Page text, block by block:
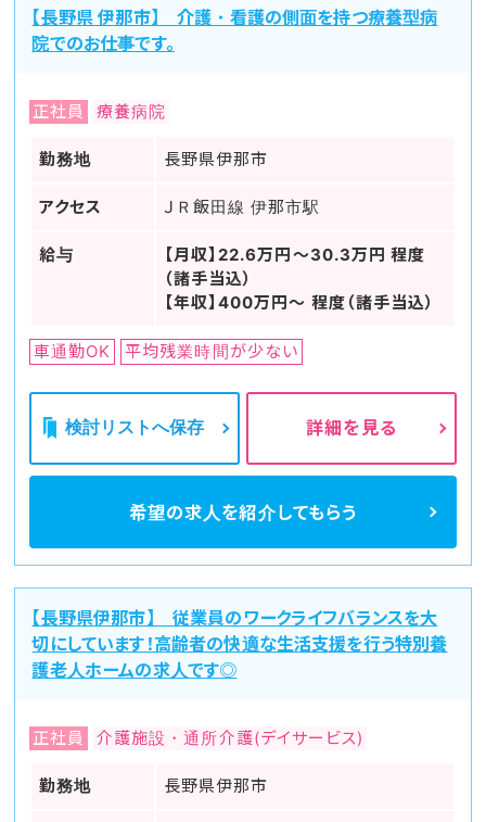
【長野県 伊那市】 介護・看護の側面を持つ療養型病
院でのお仕事です。
正社員 療養病院
勤務地 長野県伊那市
アクセス ＪＲ飯田線 伊那市駅
給与
【月収】22.6万円～30.3万円 程度
（諸手当込）
【年収】400万円～ 程度（諸手当込）
車通勤OK 平均残業時間が少ない
検討リストへ保存 詳細を見る
希望の求人を紹介してもらう
【長野県伊那市】 従業員のワークライフバランスを大
切にしています！高齢者の快適な生活支援を行う特別養
護老人ホームの求人です◎
正社員 介護施設・通所介護(デイサービス)
勤務地 長野県伊那市